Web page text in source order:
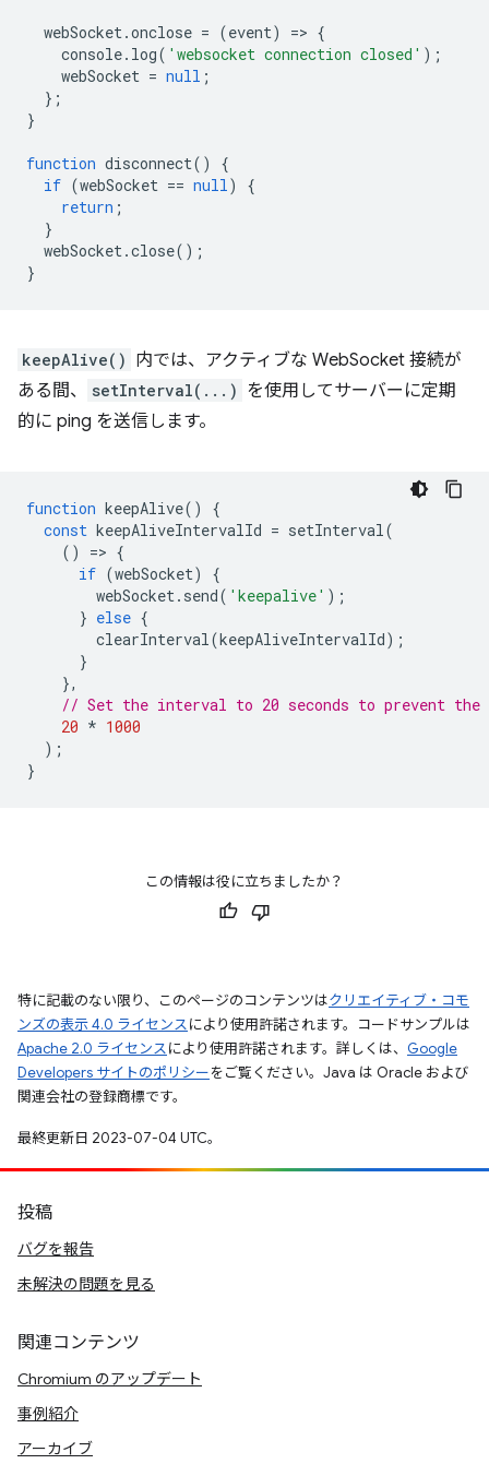
webSocket.onclose = (event) => {
console. log( 'websocket connection closed' );
webSocket = null ;
};
}
function disconnect()
{
if (webSocket == null)
{
return ;
}
webSocket.close();
}
keepAlive() 内では、アクティブな WebSocket 接続が
ある間、
setInterval(...) を使用してサーバーに定期
的に ping を送信します。
function keepAlive()
{
const keepAliveIntervalId = setInterval(
()
=> {
if (webSocket)
{
webSocket. send( 'keepalive' );
} else {
clearInterval(keepAliveIntervalId);
}
},
// Set the interval to 20 seconds to prevent the
20 * 1000
);
}
この情報は役に立ちましたか？
特に記載のない限り、このページのコンテンツはクリエイティブ・コモ
ンズの表示 4.0 ライセンスにより使用許諾されます。コードサンプルは
Apache 2.0 ライセンスにより使用許諾されます。詳しくは、 Google
Developers サイトのポリシーをご覧ください。Java は Oracle および
関連会社の登録商標です。
最終更新日 2023-07-04 UTC。
投稿
バグを報告
未解決の問題を見る
関連コンテンツ
Chromium のアップデート
事例紹介
アーカイブ